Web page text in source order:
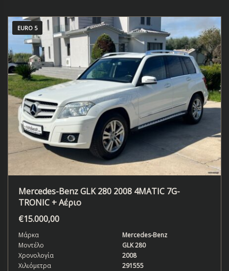
EURO 5
Mercedes-Benz GLK 280 2008 4MATIC 7G-
TRONIC + Aέριο
€15.000,00
Μάρκα
Mercedes-Benz
Μοντέλο
GLK 280
Χρονολογία
2008
Χιλιόμετρα
291555